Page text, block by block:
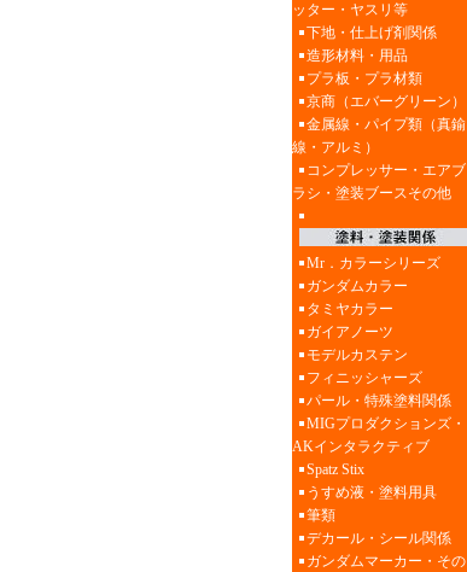
ッター・ヤスリ等
下地・仕上げ剤関係
造形材料・用品
プラ板・プラ材類
京商（エバーグリーン）
金属線・パイプ類（真鍮
線・アルミ）
コンプレッサー・エアブ
ラシ・塗装ブースその他
Mr．カラーシリーズ
ガンダムカラー
タミヤカラー
ガイアノーツ
モデルカステン
フィニッシャーズ
パール・特殊塗料関係
MIGプロダクションズ・
AKインタラクティブ
Spatz Stix
うすめ液・塗料用具
筆類
デカール・シール関係
ガンダムマーカー・その